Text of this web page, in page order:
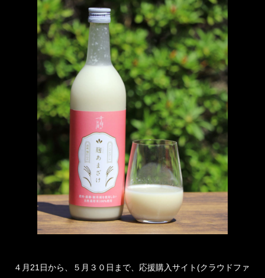
４月21日から、５月３０日まで、応援購入サイト(クラウドファ